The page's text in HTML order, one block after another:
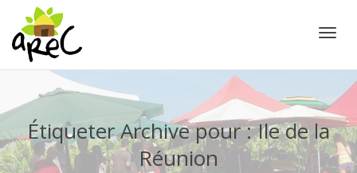
Étiqueter Archive pour : Ile de la
Réunion